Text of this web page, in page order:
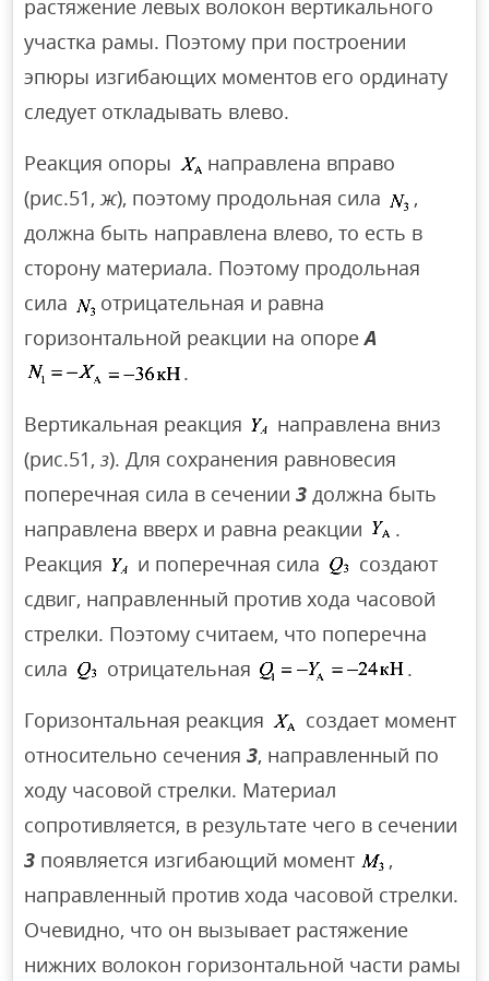
растяжение левых волокон вертикального
участка рамы. Поэтому при построении
эпюры изгибающих моментов его ординату
следует откладывать влево.
Реакция опоры
направлена вправо
(рис.51,ж), поэтому продольная сила
,
должна быть направлена влево, то есть в
сторону материала. Поэтому продольная
сила
отрицательная и равна
горизонтальной реакции на опореA
.
Вертикальная реакция
направлена вниз
(рис.51,з). Для сохранения равновесия
поперечная сила в сечении3 должна быть
направлена вверх и равна реакции
.
Реакция
и поперечная сила
создают
сдвиг, направленный против хода часовой
стрелки. Поэтому считаем, что поперечна
сила
отрицательная
.
Горизонтальная реакция
создает момент
относительно сечения 3, направленный по
ходу часовой стрелки. Материал
сопротивляется, в результате чего в сечении
3 появляется изгибающий момент
,
направленный против хода часовой стрелки.
Очевидно, что он вызывает растяжение
нижних волокон горизонтальной части рамы